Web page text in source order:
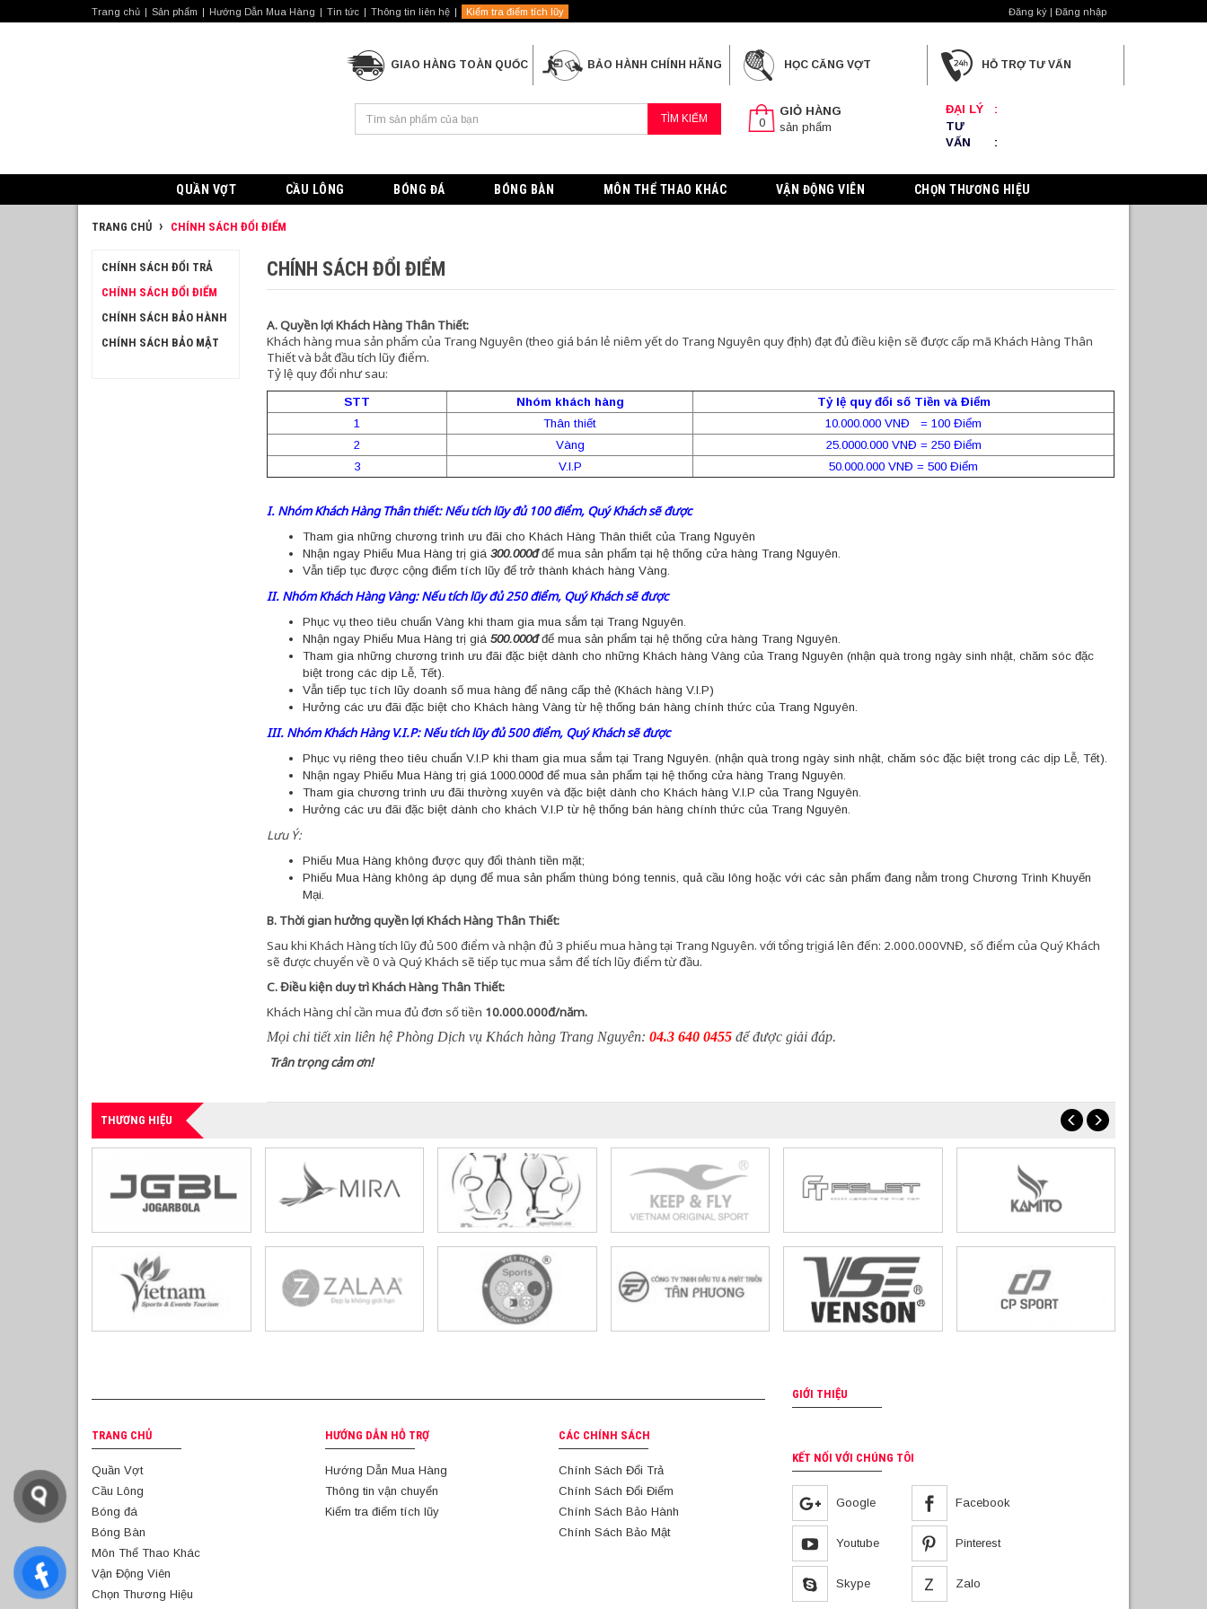
Trang chủ Sản phẩm Hướng Dẫn Mua Hàng Tin tức Thông tin liên hệ Kiểm tra điểm tích lũy Đăng ký | Đăng nhập
GIAO HÀNG TOÀN QUỐC BẢO HÀNH CHÍNH HÃNG HỌC CĂNG VỢT HỖ TRỢ TƯ VẤN
TÌM KIẾM 0
GIỎ HÀNG
sản phẩm
ĐẠI LÝ
:
TƯ
VẤN
:
QUẦN VỢT CẦU LÔNG BÓNG ĐÁ BÓNG BÀN MÔN THỂ THAO KHÁC VẬN ĐỘNG VIÊN CHỌN THƯƠNG HIỆU
TRANG CHỦ CHÍNH SÁCH ĐỔI ĐIỂM
CHÍNH SÁCH ĐỔI TRẢ
CHÍNH SÁCH ĐỔI ĐIỂM
CHÍNH SÁCH BẢO HÀNH
CHÍNH SÁCH BẢO MẬT
CHÍNH SÁCH ĐỔI ĐIỂM
A. Quyền lợi Khách Hàng Thân Thiết:
Khách hàng mua sản phẩm của Trang Nguyên (theo giá bán lẻ niêm yết do Trang Nguyên quy định) đạt đủ điều kiện sẽ được cấp mã Khách Hàng Thân
Thiết và bắt đầu tích lũy điểm.
Tỷ lệ quy đổi như sau:
STT Nhóm khách hàng
Tỷ lệ quy đổi số Tiền và Điểm
1
Thân thiết
10.000.000 VNĐ = 100 Điểm
2
Vàng
25.0000.000 VNĐ = 250 Điểm
3
V.I.P 50.000.000 VNĐ = 500 Điểm
I. Nhóm Khách Hàng Thân thiết: Nếu tích lũy đủ 100 điểm, Quý Khách sẽ được
Tham gia những chương trình ưu đãi cho Khách Hàng Thân thiết của Trang Nguyên
Nhận ngay Phiếu Mua Hàng trị giá 300.000đđể mua sản phẩm tại hệ thống cửa hàng Trang Nguyên.
Vẫn tiếp tục được cộng điểm tích lũy để trở thành khách hàng Vàng.
II. Nhóm Khách Hàng Vàng: Nếu tích lũy đủ 250 điểm, Quý Khách sẽ được
Phục vụ theo tiêu chuẩn Vàng khi tham gia mua sắm tại Trang Nguyên.
Nhận ngay Phiếu Mua Hàng trị giá 500.000đđể mua sản phẩm tại hệ thống cửa hàng Trang Nguyên.
Tham gia những chương trình ưu đãi đặc biệt dành cho những Khách hàng Vàng của Trang Nguyên (nhận quà trong ngày sinh nhật, chăm sóc đặc
biệt trong các dịp Lễ, Tết).
Vẫn tiếp tục tích lũy doanh số mua hàng để nâng cấp thẻ (Khách hàng V.I.P)
Hưởng các ưu đãi đặc biệt cho Khách hàng Vàng từ hệ thống bán hàng chính thức của Trang Nguyên.
III. Nhóm Khách Hàng V.I.P: Nếu tích lũy đủ 500 điểm, Quý Khách sẽ được
Phục vụ riêng theo tiêu chuẩn V.I.P khi tham gia mua sắm tại Trang Nguyên. (nhận quà trong ngày sinh nhật, chăm sóc đặc biệt trong các dịp Lễ, Tết).
Nhận ngay Phiếu Mua Hàng trị giá 1000.000đ để mua sản phẩm tại hệ thống cửa hàng Trang Nguyên.
Tham gia chương trình ưu đãi thường xuyên và đặc biệt dành cho Khách hàng V.I.P của Trang Nguyên.
Hưởng các ưu đãi đặc biệt dành cho khách V.I.P từ hệ thống bán hàng chính thức của Trang Nguyên.
Lưu Ý:
Phiếu Mua Hàng không được quy đổi thành tiền mặt;
Phiếu Mua Hàng không áp dụng để mua sản phẩm thùng bóng tennis, quả cầu lông hoặc với các sản phẩm đang nằm trong Chương Trình Khuyến
Mại.
B. Thời gian hưởng quyền lợi Khách Hàng Thân Thiết:
Sau khi Khách Hàng tích lũy đủ 500 điểm và nhận đủ 3 phiếu mua hàng tại Trang Nguyên. với tổng trị giá lên đến: 2.000.000VNĐ, số điểm của Quý Khách
sẽ được chuyển về 0 và Quý Khách sẽ tiếp tục mua sắm để tích lũy điểm từ đầu.
C. Điều kiện duy trì Khách Hàng Thân Thiết:
Khách Hàng chỉ cần mua đủ đơn số tiền 10.000.000đ/năm.
Mọi chi tiết xin liên hệ Phòng Dịch vụ Khách hàng Trang Nguyên: 04.3 640 0455 để được giải đáp.
Trân trọng cảm ơn!
THƯƠNG HIỆU
GIỚI THIỆU
KẾT NỐI VỚI CHÚNG TÔI
Google Facebook
Youtube Pinterest
Skype Zalo
TRANG CHỦ
Quần Vợt
Cầu Lông
Bóng đá
Bóng Bàn
Môn Thể Thao Khác
Vận Động Viên
Chọn Thương Hiệu
HƯỚNG DẪN HỖ TRỢ
Hướng Dẫn Mua Hàng
Thông tin vận chuyển
Kiểm tra điểm tích lũy
CÁC CHÍNH SÁCH
Chính Sách Đổi Trả
Chính Sách Đổi Điểm
Chính Sách Bảo Hành
Chính Sách Bảo Mật